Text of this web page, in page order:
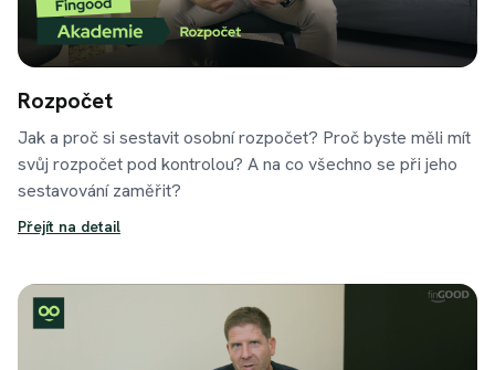
Rozpočet
Jak a proč si sestavit osobní rozpočet? Proč byste měli mít
svůj rozpočet pod kontrolou? A na co všechno se při jeho
sestavování zaměřit?
Přejít na detail